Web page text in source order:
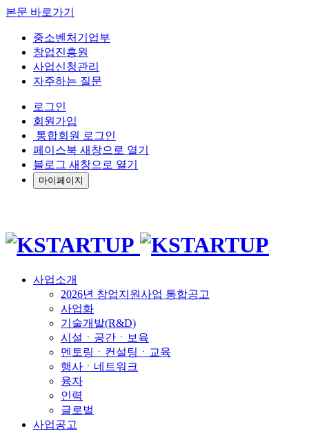
본문 바로가기
중소벤처기업부
창업진흥원
사업신청관리
자주하는 질문
로그인
회원가입
통합회원 로그인
페이스북 새창으로 열기
블로그 새창으로 열기
마이페이지
사업소개
2026년 창업지원사업 통합공고
사업화
기술개발(R&D)
시설ㆍ공간ㆍ보육
멘토링ㆍ컨설팅ㆍ교육
행사ㆍ네트워크
융자
인력
글로벌
사업공고